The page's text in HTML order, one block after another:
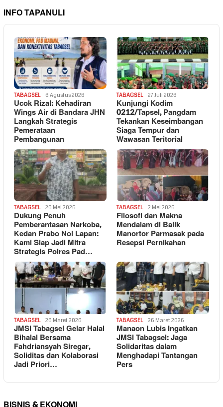
INFO TAPANULI
TABAGSEL 6 Agustus 2026
Ucok Rizal: Kehadiran
Wings Air di Bandara JHN
Langkah Strategis
Pemerataan
Pembangunan
TABAGSEL 27 Juli 2026
Kunjungi Kodim
0212/Tapsel, Pangdam
Tekankan Keseimbangan
Siaga Tempur dan
Wawasan Teritorial
TABAGSEL 20 Mei 2026
Dukung Penuh
Pemberantasan Narkoba,
Kedan Prabo Nol Lapan:
Kami Siap Jadi Mitra
Strategis Polres Pad…
TABAGSEL 2 Mei 2026
Filosofi dan Makna
Mendalam di Balik
Manortor Parmasak pada
Resepsi Pernikahan
TABAGSEL 26 Maret 2026
JMSI Tabagsel Gelar Halal
Bihalal Bersama
Fahdriansyah Siregar,
Soliditas dan Kolaborasi
Jadi Priori…
TABAGSEL 26 Maret 2026
Manaon Lubis Ingatkan
JMSI Tabagsel: Jaga
Solidaritas dalam
Menghadapi Tantangan
Pers